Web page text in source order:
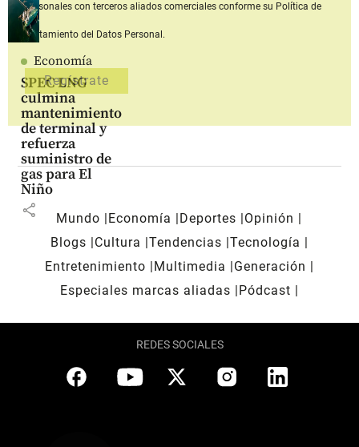
Economía
SPEC LNG
culmina
mantenimiento
de terminal y
refuerza
suministro de
gas para El
Niño
share
personales con terceros aliados comerciales conforme su Política de
Tratamiento del Datos Personal.
Mundo Economía Deportes
Opinión
Blogs
Cultura Tendencias Tecnología
Entretenimiento
Multimedia
Generación
Especiales marcas aliadas
Pódcast
REDES SOCIALES